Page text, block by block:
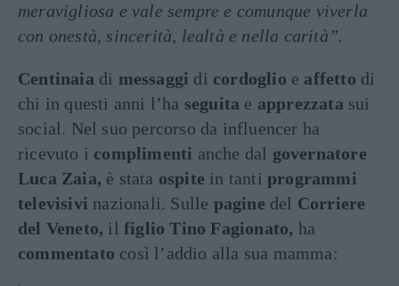
meravigliosa e vale sempre e comunque viverla
con onestà, sincerità, lealtà e nella carità”.
Centinaia di messaggi di cordoglio e affetto di
chi in questi anni l’ha seguita e apprezzata sui
social. Nel suo percorso da influencer ha
ricevuto i complimenti anche dal governatore
Luca Zaia, è stata ospite in tantiprogrammi
televisivi nazionali. Sulle pagine del Corriere
del Veneto, ilfiglio Tino Fagionato, ha
commentato così l’addio alla sua mamma: